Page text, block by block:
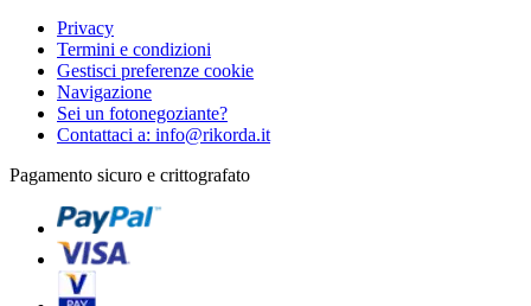
Privacy
Termini e condizioni
Gestisci preferenze cookie
Navigazione
Sei un fotonegoziante?
Contattaci a: info@rikorda.it
Pagamento sicuro e crittografato